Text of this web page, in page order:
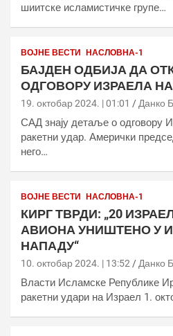
шиитске исламистичке групе…
ВОЈНЕ ВЕСТИ НАСЛОВНА-1
БАЈДЕН ОДБИЈА ДА
ОДГОВОРУ ИЗРАЕЛА
19. октобар 2024. | 01:01 Данко
САД знају детаље о одговору
ракетни удар. Амерички
него…
ВОЈНЕ ВЕСТИ НАСЛОВНА-1
КИРГ ТВРДИ: „20
АВИОНА УНИШТЕНО У
НАПАДУ“
10. октобар 2024. | 13:52 Данко
Власти Исламске Републике
ракетни удари на Израел 1.